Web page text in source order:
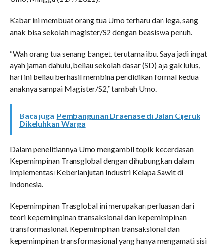
Kabar ini membuat orang tua Umo terharu dan lega, sang
anak bisa sekolah magister/S2 dengan beasiswa penuh.
“Wah orang tua senang banget, terutama ibu. Saya jadi ingat
ayah jaman dahulu, beliau sekolah dasar (SD) aja gak lulus,
hari ini beliau berhasil membina pendidikan formal kedua
anaknya sampai Magister/S2,” tambah Umo.
Baca juga Pembangunan Draenase di Jalan Cijeruk
Dikeluhkan Warga
Dalam penelitiannya Umo mengambil topik kecerdasan
Kepemimpinan Transglobal dengan dihubungkan dalam
Implementasi Keberlanjutan Industri Kelapa Sawit di
Indonesia.
Kepemimpinan Trasglobal ini merupakan perluasan dari
teori kepemimpinan transaksional dan kepemimpinan
transformasional. Kepemimpinan transaksional dan
kepemimpinan transformasional yang hanya mengamati sisi